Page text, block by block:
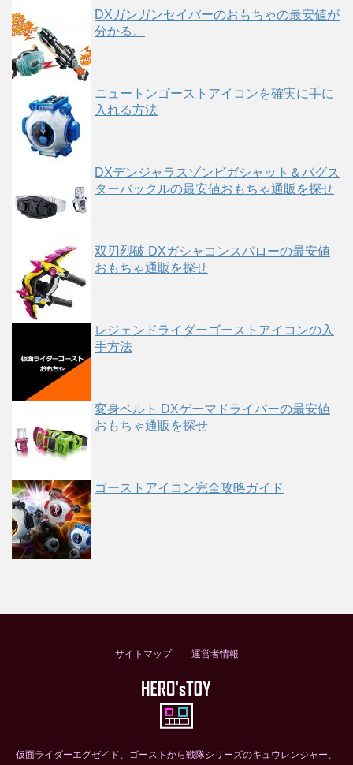
DXガンガンセイバーのおもちゃの最安値が
分かる。
ニュートンゴーストアイコンを確実に手に
入れる方法
DXデンジャラスゾンビガシャット＆バグス
ターバックルの最安値おもちゃ通販を探せ
双刃烈破 DXガシャコンスパローの最安値
おもちゃ通販を探せ
レジェンドライダーゴーストアイコンの入
手方法
変身ベルト DXゲーマドライバーの最安値
おもちゃ通販を探せ
ゴーストアイコン完全攻略ガイド
サイトマップ 運営者情報
仮面ライダーエグゼイド、ゴーストから戦隊シリーズのキュウレンジャー、